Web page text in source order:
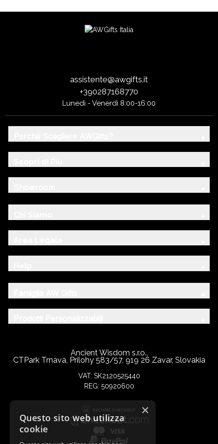
assistente@awgifts.it
+390287168770
Lunedì - Venerdì 8:00-16:00
Ancient Wisdom s.r.o.,
CTPark Trnava, Prílohy 583/57, 919 26 Zavar, Slovakia
VAT: SK2120525440
REG: 50920600
×
Questo sito web utilizza
cookie